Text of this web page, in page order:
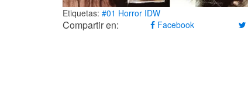
Etiquetas: #01 Horror IDW
Compartir en: Facebook